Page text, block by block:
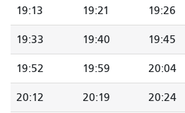
19:13 19:21 19:26
19:33 19:40 19:45
19:52 19:59 20:04
20:12 20:19 20:24